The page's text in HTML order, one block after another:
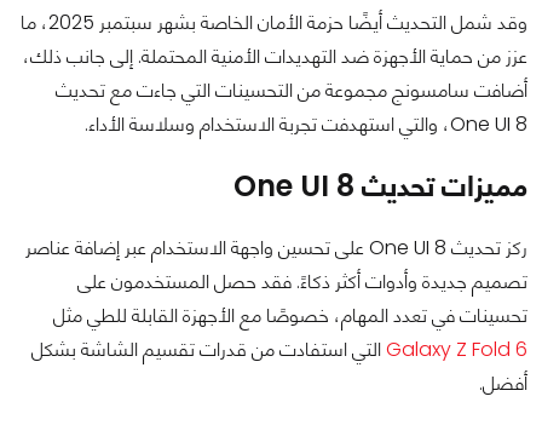
وقد شمل التحديث أيضًا حزمة الأمان الخاصة بشهر سبتمبر 2025، ما
عزز من حماية الأجهزة ضد التهديدات الأمنية المحتملة. إلى جانب ذلك،
أضافت سامسونج مجموعة من التحسينات التي جاءت مع تحديث
One UI 8، والتي استهدفت تجربة الاستخدام وسلاسة الأداء.
مميزات تحديث One UI 8
ركز تحديث One UI 8 على تحسين واجهة الاستخدام عبر إضافة عناصر
تصميم جديدة وأدوات أكثر ذكاءً. فقد حصل المستخدمون على
تحسينات في تعدد المهام، خصوصًا مع الأجهزة القابلة للطي مثل
Galaxy Z Fold 6التي استفادت من قدرات تقسيم الشاشة بشكل
أفضل.